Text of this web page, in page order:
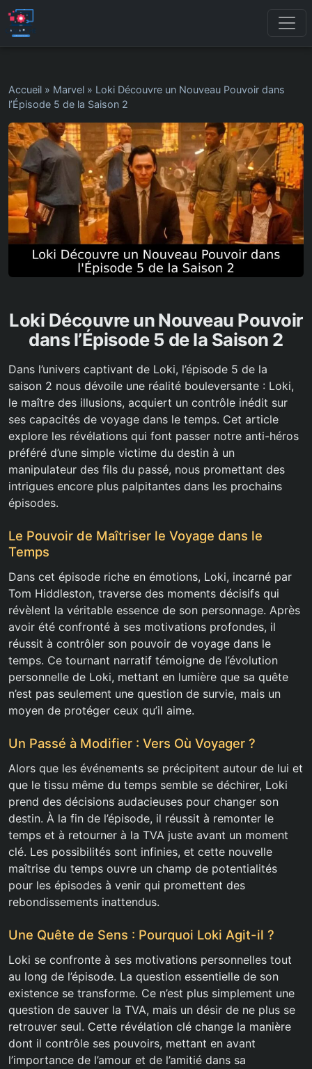
Accueil » Marvel » Loki Découvre un Nouveau Pouvoir dans
l’Épisode 5 de la Saison 2
Loki Découvre un Nouveau Pouvoir
dans l’Épisode 5 de la Saison 2
Dans l’univers captivant de Loki, l’épisode 5 de la
saison 2 nous dévoile une réalité bouleversante : Loki,
le maître des illusions, acquiert un contrôle inédit sur
ses capacités de voyage dans le temps. Cet article
explore les révélations qui font passer notre anti-héros
préféré d’une simple victime du destin à un
manipulateur des fils du passé, nous promettant des
intrigues encore plus palpitantes dans les prochains
épisodes.
Le Pouvoir de Maîtriser le Voyage dans le
Temps
Dans cet épisode riche en émotions, Loki, incarné par
Tom Hiddleston, traverse des moments décisifs qui
révèlent la véritable essence de son personnage. Après
avoir été confronté à ses motivations profondes, il
réussit à contrôler son pouvoir de voyage dans le
temps. Ce tournant narratif témoigne de l’évolution
personnelle de Loki, mettant en lumière que sa quête
n’est pas seulement une question de survie, mais un
moyen de protéger ceux qu’il aime.
Un Passé à Modifier : Vers Où Voyager ?
Alors que les événements se précipitent autour de lui et
que le tissu même du temps semble se déchirer, Loki
prend des décisions audacieuses pour changer son
destin. À la fin de l’épisode, il réussit à remonter le
temps et à retourner à la TVA juste avant un moment
clé. Les possibilités sont infinies, et cette nouvelle
maîtrise du temps ouvre un champ de potentialités
pour les épisodes à venir qui promettent des
rebondissements inattendus.
Une Quête de Sens : Pourquoi Loki Agit-il ?
Loki se confronte à ses motivations personnelles tout
au long de l’épisode. La question essentielle de son
existence se transforme. Ce n’est plus simplement une
question de sauver la TVA, mais un désir de ne plus se
retrouver seul. Cette révélation clé change la manière
dont il contrôle ses pouvoirs, mettant en avant
l’importance de l’amour et de l’amitié dans sa